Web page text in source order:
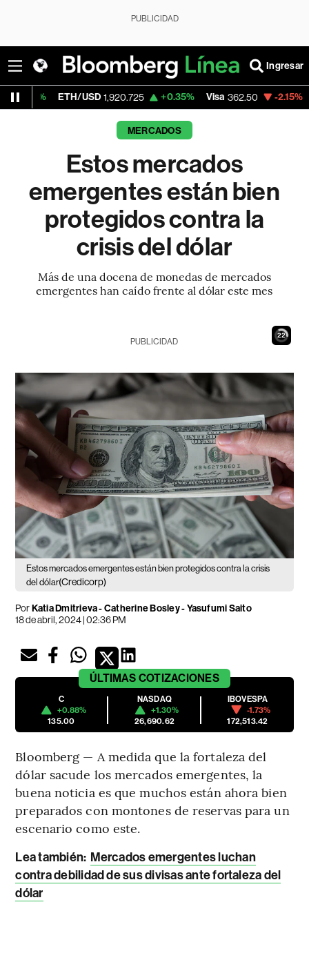
PUBLICIDAD
Ingresar
1,920.725 +0.35% Visa 362.50 -2.15%
MERCADOS
Estos mercados
emergentes están bien
protegidos contra la
crisis del dólar
Más de una docena de monedas de mercados
emergentes han caído frente al dólar este mes
21
PUBLICIDAD
Estos mercados emergentes están bien protegidos contra la crisis
del dólar(Credicorp)
PorKatia Dmitrieva - Catherine Bosley - Yasufumi Saito
18 de abril, 2024 | 02:36 PM
ÚLTIMAS COTIZACIONES
C
+0.88%
135.00
NASDAQ
+1.30%
26,690.62
IBOVESPA
-1.73%
172,513.42
Bloomberg — A medida que la fortaleza del
dólar sacude los mercados emergentes, la
buena noticia es que muchos están ahora bien
preparados con montones de reservas para un
escenario como este.
Lea también: Mercados emergentes luchan
contra debilidad de sus divisas ante fortaleza del
dólar